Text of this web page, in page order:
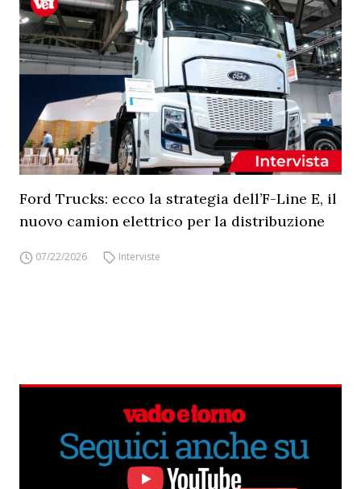
Ford Trucks: ecco la strategia dell’F-Line E, il
nuovo camion elettrico per la distribuzione
07/22/2026 Interviste